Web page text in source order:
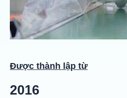
Được thành lập từ
2016